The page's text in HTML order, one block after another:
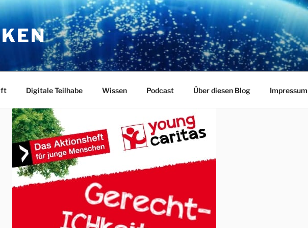
Digitale Teilhabe Wissen Podcast Über diesen Blog Impressum